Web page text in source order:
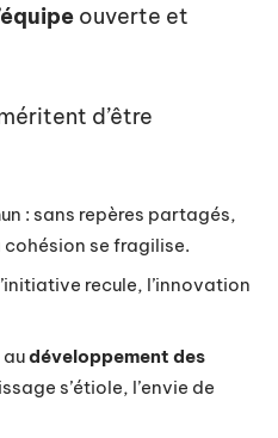
ouverte et
d’être
: sans repères partagés,
se fragilise.
recule, l’innovation
développement des
s’étiole, l’envie de